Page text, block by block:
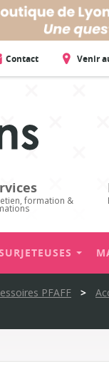
Contact Venir
formation &
PFAFF >